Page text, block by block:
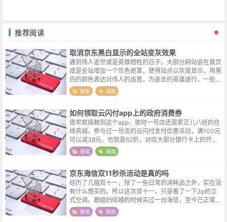
推荐阅读
取消京东黑白显示的全站变灰效果
遇到伟人逝世或是英雄牺牲的日子，大部分网站会在首页
或是全站增加一个灰色遮罩，使得站点以灰度显示，用黑
白的颜色表达对伟人的追思，为逝去的英雄送行，一些大
型购物比如淘宝、京东等也不例外。但灰色的图片无法更
好的展示产品的细节，在遇到这类情况...
随笔 网购
如何领取云闪付app上的政府消费券
很早就接触到这个app，彼时一号店还是家正儿八经的在
线商城，参与过一号店的云闪付支付优惠活动，满100元
可以减38元，也就是62折，对应大部分银行卡上的开头
的两个数字“62”。可能是因为官方经验不足，面对瞬间大
流量的涌入，偶尔会遇到支...
随笔 网购
京东海信双11秒杀活动是真的吗
经历了几届双十一，除了一些日常的消耗品之外，实在没
有什么想买的。所以这次双十一，只是看了一下3p的立
式空调。跟媳妇结婚的时候买过一台海信，至今已正常使
用十余年，虽然各种异响，但本职工作还是可以正常履
行，所以品牌上倒也不纠结，仍旧选的海...
随笔 网购